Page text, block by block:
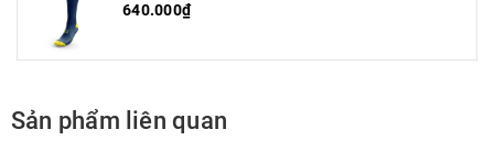
640.000₫
Sản phẩm liên quan